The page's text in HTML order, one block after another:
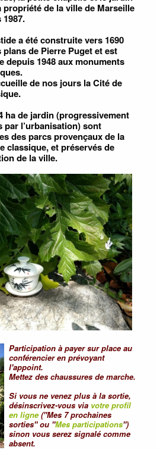
propriété de la ville de Marseille
a été construite vers 1690
plans de Pierre Puget et est
depuis 1948 aux monuments
de nos jours la Cité de
ha de jardin (progressivement
par l’urbanisation) sont
des parcs provençaux de la
classique, et préservés de
de la ville.
Participation à payer sur place au
conférencier en prévoyant
l'appoint.
Mettez des chaussures de marche.
Si vous ne venez plus à la sortie,
désinscrivez-vous via votre profil
en ligne("Mes 7 prochaines
sorties" ou "Mes participations")
sinon vous serez signalé comme
absent.